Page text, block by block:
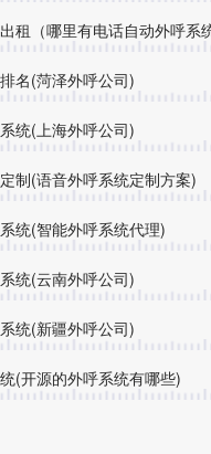
租（哪里有电话自动外呼系
名(菏泽外呼公司)
统(上海外呼公司)
制(语音外呼系统定制方案)
统(智能外呼系统代理)
统(云南外呼公司)
统(新疆外呼公司)
(开源的外呼系统有哪些)